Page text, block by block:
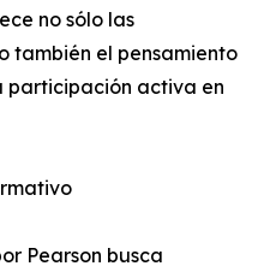
no sólo las
también el pensamiento
participación activa en
Pearson busca